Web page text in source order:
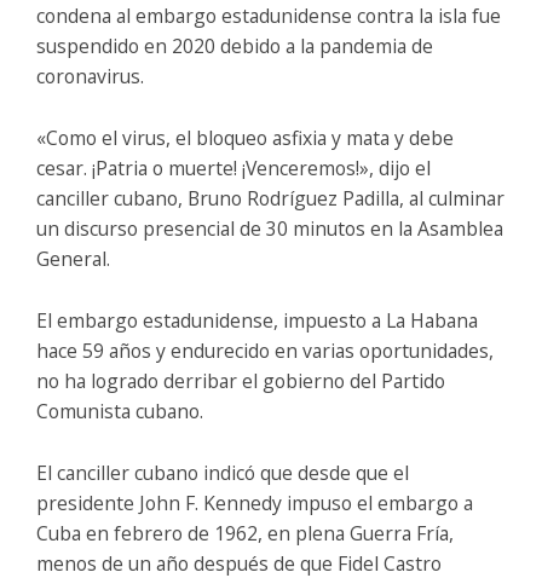
condena al embargo estadunidense contra la isla fue
suspendido en 2020 debido a la pandemia de
coronavirus.
«Como el virus, el bloqueo asfixia y mata y debe
cesar. ¡Patria o muerte! ¡Venceremos!», dijo el
canciller cubano, Bruno Rodríguez Padilla, al culminar
un discurso presencial de 30 minutos en la Asamblea
General.
El embargo estadunidense, impuesto a La Habana
hace 59 años y endurecido en varias oportunidades,
no ha logrado derribar el gobierno del Partido
Comunista cubano.
El canciller cubano indicó que desde que el
presidente John F. Kennedy impuso el embargo a
Cuba en febrero de 1962, en plena Guerra Fría,
menos de un año después de que Fidel Castro